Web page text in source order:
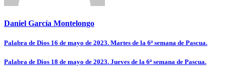
Daniel García Montelongo
Navegación
de
Palabra de Dios 16 de mayo de 2023. Martes de la 6ª semana de Pascua.
Palabra de Dios 18 de mayo de 2023. Jueves de la 6ª semana de Pascua.